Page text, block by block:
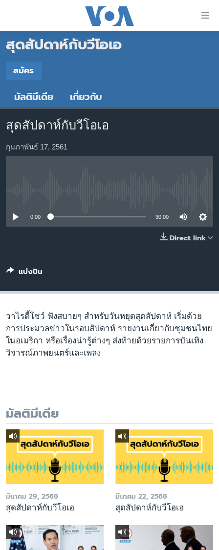
ต่อ
ข้าม
หน้า
ข้าม
หน้าหลัก
โลก
สหรัฐฯ
ไทย
วิทยาศาสตร์
เรียนรู้ภาษาอังกฤษ
ติดตามเรา
เลือกภาษา
สุดสัปดาห์กับวีโอเอ
สมัคร
สมัคร
Spotify
มัลติมีเดีย เกี่ยวกับ
สุดสัปดาห์กับวีโอเอ
กุมภาพันธ์ 17, 2561
0:00 30:00
Direct link
แบ่งปัน
วาไรตี้โชว์ ฟังสบายๆ สำหรับวันหยุดสุดสัปดาห์ เริ่มด้วย
การประมวลข่าวในรอบสัปดาห์ รายงานเกี่ยวกับชุมชนไทย
ในอเมริกา หรือเรื่องน่ารู้ต่างๆ ส่งท้ายด้วยรายการบันเทิง
วิจารณ์ภาพยนตร์และเพลง
มัลติมีเดีย
มีนาคม 29, 2568
สุดสัปดาห์กับวีโอเอ
มีนาคม 22, 2568
สุดสัปดาห์กับวีโอเอ